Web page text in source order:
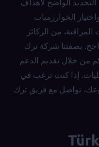
الواضح لأهداف
الخوارزميات
المراقبة، من الركائز
بصفتنا شركة ترك
من خلال تقديم الدعم
إذا كنت ترغب في
تواصل مع فريق ترك